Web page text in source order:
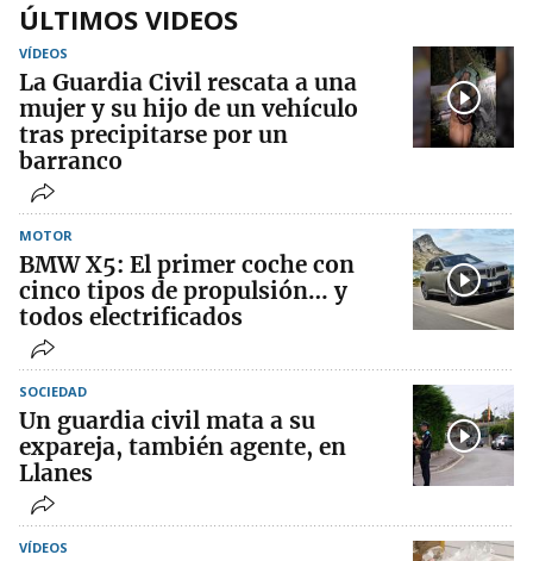
ÚLTIMOS VIDEOS
VÍDEOS
La Guardia Civil rescata a una
mujer y su hijo de un vehículo
tras precipitarse por un
barranco
MOTOR
BMW X5: El primer coche con
cinco tipos de propulsión… y
todos electrificados
SOCIEDAD
Un guardia civil mata a su
expareja, también agente, en
Llanes
VÍDEOS